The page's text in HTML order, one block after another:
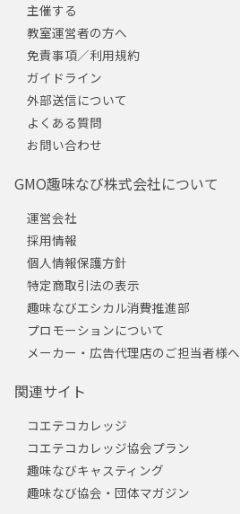
主催する
教室運営者の方へ
免責事項／利用規約
ガイドライン
外部送信について
よくある質問
お問い合わせ
GMO趣味なび株式会社について
運営会社
採用情報
個人情報保護方針
特定商取引法の表示
趣味なびエシカル消費推進部
プロモーションについて
メーカー・広告代理店のご担当者様へ
関連サイト
コエテコカレッジ
コエテコカレッジ協会プラン
趣味なびキャスティング
趣味なび協会・団体マガジン